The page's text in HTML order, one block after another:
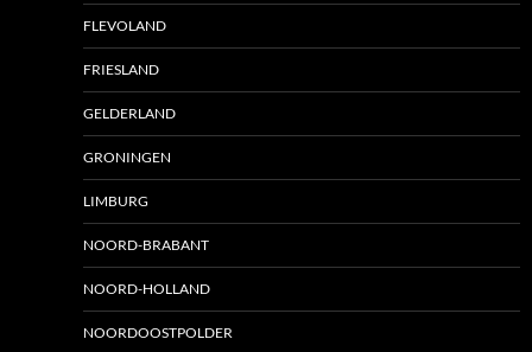
FLEVOLAND
FRIESLAND
GELDERLAND
GRONINGEN
LIMBURG
NOORD-BRABANT
NOORD-HOLLAND
NOORDOOSTPOLDER